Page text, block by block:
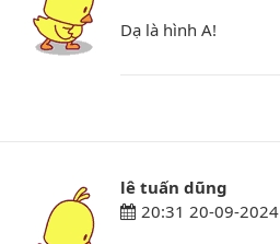
Dạ là hình A!
lê tuấn dũng
20:31 20-09-2024